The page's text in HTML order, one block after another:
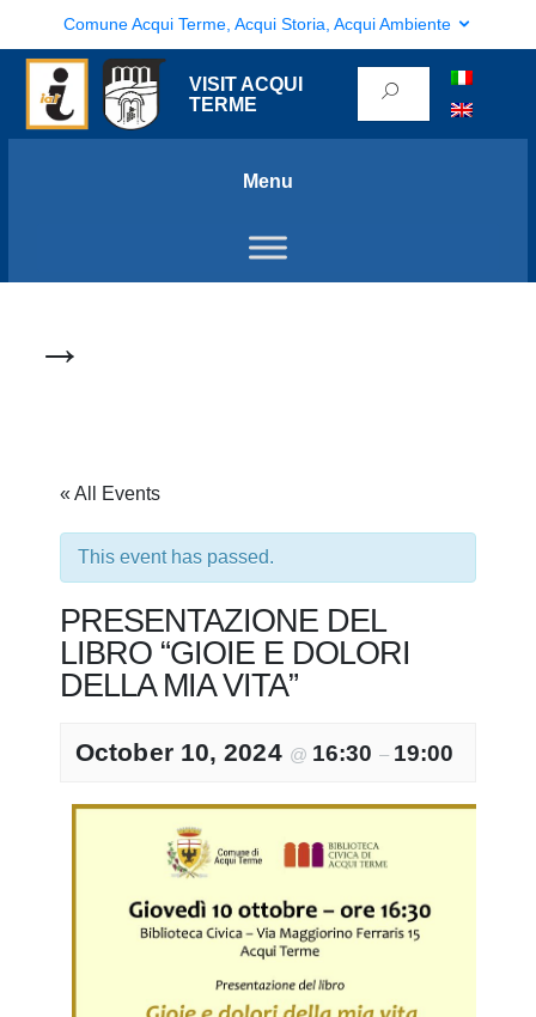
Comune Acqui Terme, Acqui Storia, Acqui Ambiente
VISIT ACQUI
TERME
Menu
→
« All Events
This event has passed.
PRESENTAZIONE DEL
LIBRO “GIOIE E DOLORI
DELLA MIA VITA”
October 10, 2024 @ 16:30 – 19:00